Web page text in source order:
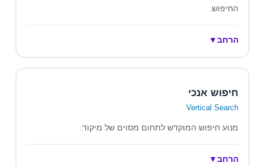
החיפוש.
הרחב▼
חיפוש אנכי
Vertical Search
מנוע חיפוש המוקדש לתחום מסוים של מיקוד.
הרחב▼